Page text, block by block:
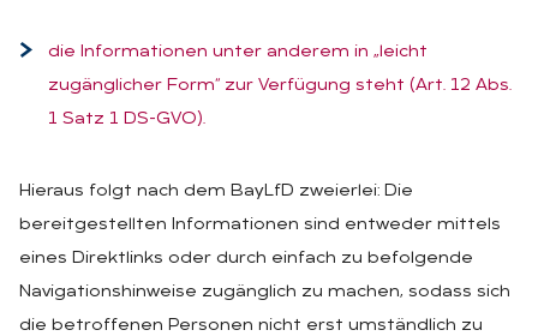
die Informationen unter anderem in „leicht
zugänglicher Form“ zur Verfügung steht (Art. 12 Abs.
1 Satz 1 DS-GVO).
Hieraus folgt nach dem BayLfD zweierlei: Die
bereitgestellten Informationen sind entweder mittels
eines Direktlinks oder durch einfach zu befolgende
Navigationshinweise zugänglich zu machen, sodass sich
die betroffenen Personen nicht erst umständlich zu